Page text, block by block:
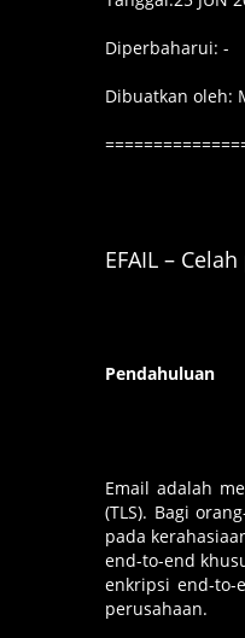
Diperbaharui: -
Dibuatkan oleh:
EFAIL –
Pendahuluan
Email adalah
(TLS). Bagi
pada
end-to-end
enkripsi end-to-
perusahaan.